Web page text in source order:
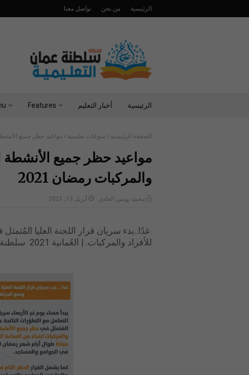
الرئيسية من نحن تواصل معنا
الرئيسية أخبار التعليم Features
الصفحة الرئيسية منوعات تعليمية مواعيد حظر جميع الأنشطة
مواعيد حظر جميع الأنشطة
والمركبات رمضان 2021
محمد يونس الغادي أبريل 13, 2021
غدًا..بدء سريان قرار اللجنة العليا
للأفراد والمركبات. | العُمانية 2021 سلطنة عمان